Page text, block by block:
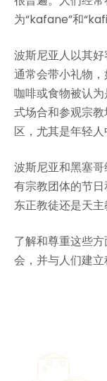
为“kafane”和
波斯尼亚人以其
通常会带小礼物
咖啡或食物被认
式场合和参观宗
区，尤其是年轻人
波斯尼亚和黑塞
有宗教团体的节日
东正教徒还是天主
了解和尊重这些
会，并与人们建立